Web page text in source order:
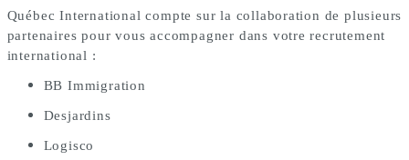
Québec International compte sur la collaboration de plusieurs
partenaires pour vous accompagner dans votre recrutement
international :
BB Immigration
Desjardins
Logisco